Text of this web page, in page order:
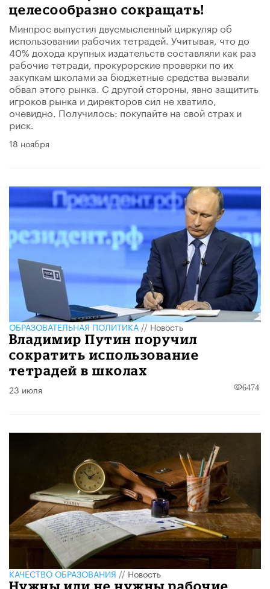
целесообразно сокращать!
Минпрос выпустил двусмысленный циркуляр об
использовании рабочих тетрадей. Учитывая, что до
40% дохода крупных издательств составляли как раз
рабочие тетради, прокурорские проверки по их
закупкам школами за бюджетные средства вызвали
обвал этого рынка. С другой стороны, явно защитить
игроков рынка и директоров сил не хватило,
очевидно. Получилось: покупайте на свой страх и
риск.
18 ноября
ОБРАЗОВАТЕЛЬНАЯ ПОЛИТИКА//Новость
Владимир Путин поручил
сократить использование
тетрадей в школах
23 июля 6474
КАЧЕСТВО ОБРАЗОВАНИЯ//Новость
Нужны или не нужны рабочие